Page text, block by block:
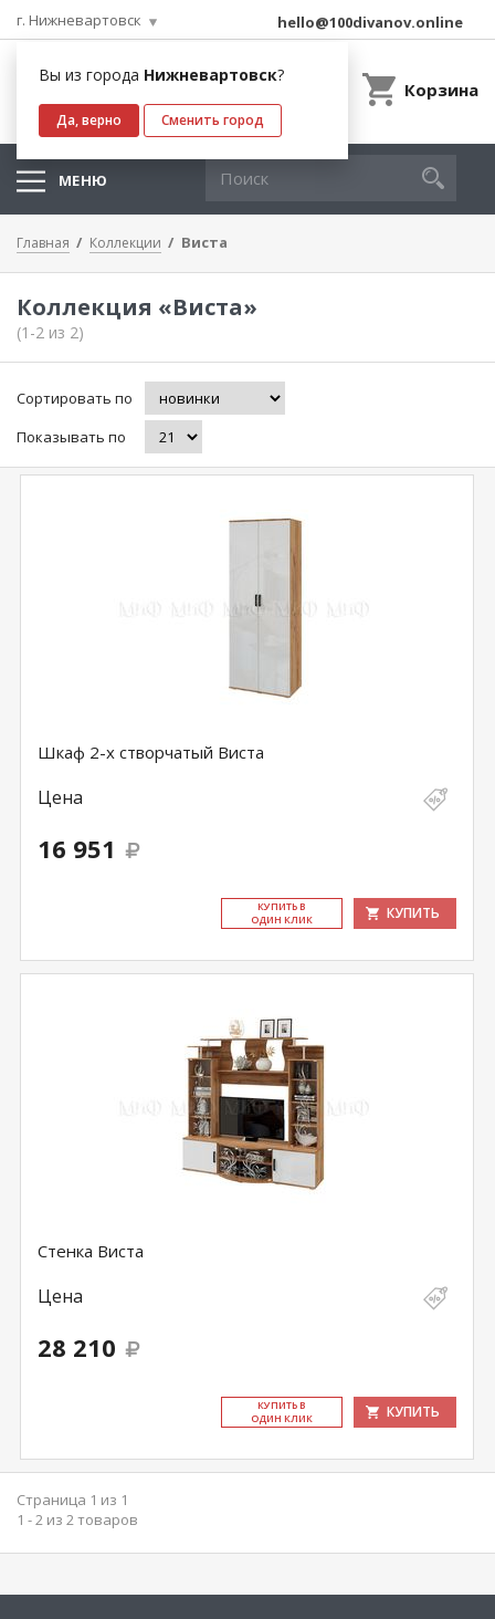
г. Нижневартовск
Вы из города Нижневартовск?
Да, верно Сменить город
hello@100divanov.online
Корзина
МЕНЮ
Главная Коллекции Виста
Коллекция «Виста»
(1-2 из 2)
Сортировать по
Показывать по
Шкаф 2-х створчатый Виста
Цена
16 951
КУ­ПИТЬ В
ОДИН КЛИК
КУПИТЬ
Стенка Виста
Цена
28 210
КУ­ПИТЬ В
ОДИН КЛИК
КУПИТЬ
Страница 1 из 1
1 - 2 из 2 товаров